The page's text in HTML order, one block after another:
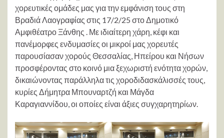
χορευτικές ομάδες μας για την εμφάνιση τους στη
Βραδιά Λαογραφίας στις 17/2/25 στο Δημοτικό
Αμφιθέατρο Ξάνθης . Με ιδιαίτερη χάρη, κέφι και
πανέμορφες ενδυμασίες οι μικροί μας χορευτές
παρουσίασαν χορούς Θεσσαλίας, Ηπείρου και Νήσων
προσφέροντας στο κοινό μια ξεχωριστή ενότητα χορών,
δικαιώνοντας παράλληλα τις χοροδιδασκάλισσές τους,
κυρίες Δήμητρα Μπουναρτζή και Μάγδα
Καραγιαννίδου, οι οποίες είναι άξιες συγχαρητηρίων.